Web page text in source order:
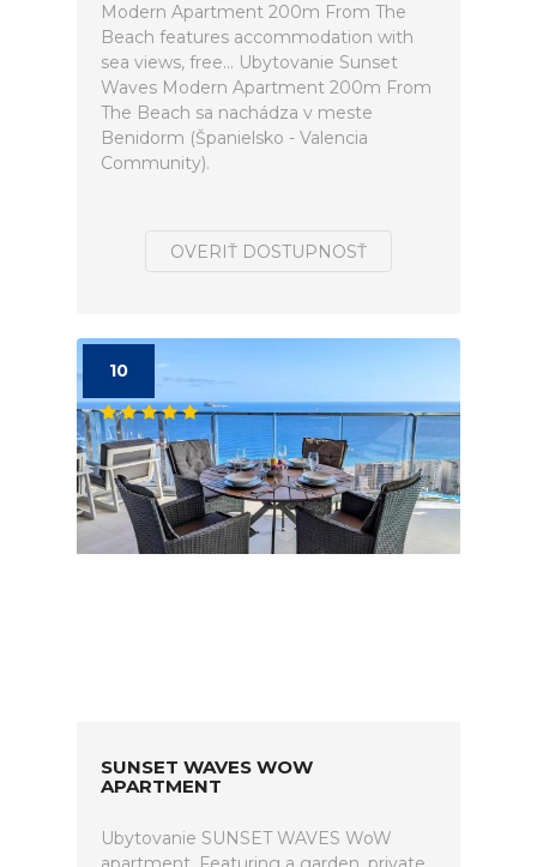
Modern Apartment 200m From The
Beach features accommodation with
sea views, free... Ubytovanie Sunset
Waves Modern Apartment 200m From
The Beach sa nachádza v meste
Benidorm (Španielsko - Valencia
Community).
OVERIŤ DOSTUPNOSŤ
10
SUNSET WAVES WOW
APARTMENT
Ubytovanie SUNSET WAVES WoW